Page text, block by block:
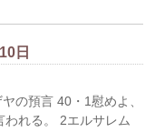
日
の預言 40・1慰めよ、
れる。 2エルサレム